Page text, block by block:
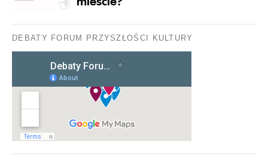
DEBATY FORUM PRZYSZŁOŚCI KULTURY